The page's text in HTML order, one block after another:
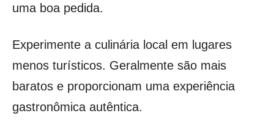
uma boa pedida.
Experimente a culinária local em lugares
menos turísticos. Geralmente são mais
baratos e proporcionam uma experiência
gastronômica autêntica.